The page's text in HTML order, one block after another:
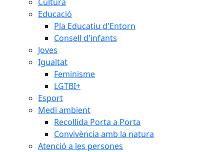
Educació
Pla Educatiu d'Entorn
Consell d'infants
Joves
Igualtat
Feminisme
LGTBI+
Esport
Medi ambient
Recollida Porta a Porta
Convivència amb la natura
Atenció a les persones